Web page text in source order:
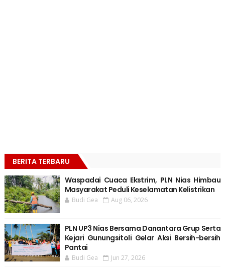
BERITA TERBARU
Waspadai Cuaca Ekstrim, PLN Nias Himbau
Masyarakat Peduli Keselamatan Kelistrikan
Budi Gea Aug 06, 2026
PLN UP3 Nias Bersama Danantara Grup Serta
Kejari Gunungsitoli Gelar Aksi Bersih-bersih
Pantai
Budi Gea Jun 27, 2026